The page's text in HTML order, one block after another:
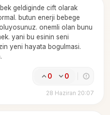
geldiginde cift olarak
butun enerji bebege
onemli olan bunu
yani bu esinin seni
yeni hayata bogulmasi.
0 0
28 Haziran 20:07